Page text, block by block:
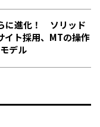
に進化！ ソリッド
イト採用、MTの操作
デル